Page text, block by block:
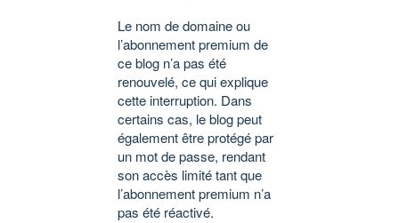
Le nom de domaine ou
l’abonnement premium de
ce blog n’a pas été
renouvelé, ce qui explique
cette interruption. Dans
certains cas, le blog peut
également être protégé par
un mot de passe, rendant
son accès limité tant que
l’abonnement premium n’a
pas été réactivé.